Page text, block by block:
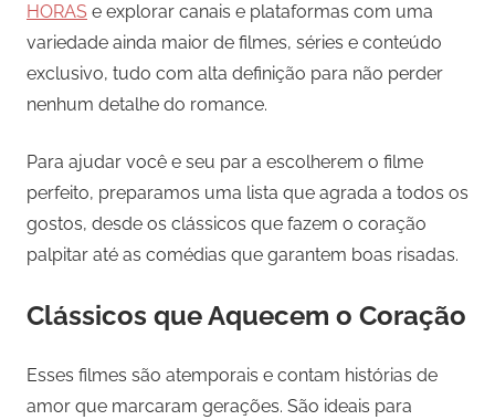
HORAS e explorar canais e plataformas com uma
variedade ainda maior de filmes, séries e conteúdo
exclusivo, tudo com alta definição para não perder
nenhum detalhe do romance.
Para ajudar você e seu par a escolherem o filme
perfeito, preparamos uma lista que agrada a todos os
gostos, desde os clássicos que fazem o coração
palpitar até as comédias que garantem boas risadas.
Clássicos que Aquecem o Coração
Esses filmes são atemporais e contam histórias de
amor que marcaram gerações. São ideais para